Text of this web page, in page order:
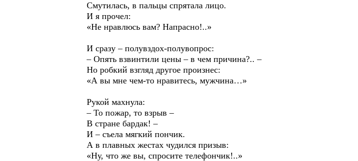
Смутилась, в пальцы спрятала лицо.
И я прочел:
«Не нравлюсь вам? Напрасно!..»
И сразу – полувздох-полувопрос:
– Опять взвинтили цены – в чем причина?.. –
Но робкий взгляд другое произнес:
«А вы мне чем-то нравитесь, мужчина…»
Рукой махнула:
– То пожар, то взрыв –
В стране бардак! –
И – съела мягкий пончик.
А в плавных жестах чудился призыв:
«Ну, что же вы, спросите телефончик!..»